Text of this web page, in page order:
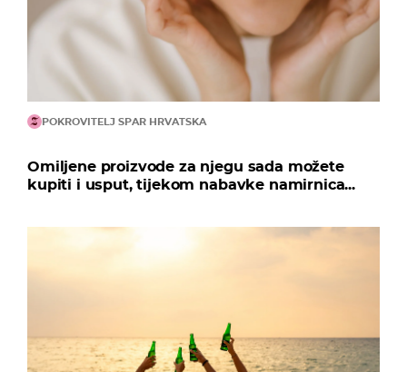
POKROVITELJ SPAR HRVATSKA
Omiljene proizvode za njegu sada možete
kupiti i usput, tijekom nabavke namirnica...